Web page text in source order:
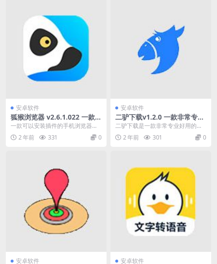
安卓软件
狐猴浏览器 v2.6.1.022 一款可
以安装插件的手机浏览器
一款可以安装插件的手机浏览器
——狐猴浏览器手机版，这是一款
基于基于 Chromi...
2 年前 331 0
安卓软件
二驴下载v1.2.0 一款非常专业
好用的手机下载器
二驴下载是一款非常专业好用的手
机下载器，该款app占用内存小，
下载速度却很快，而...
2 年前 301 0
安卓软件 安卓软件